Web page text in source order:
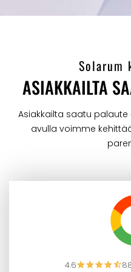
Solarum
ASIAKKAILTA
Asiakkailta saatu palaute
avulla voimme
4.6